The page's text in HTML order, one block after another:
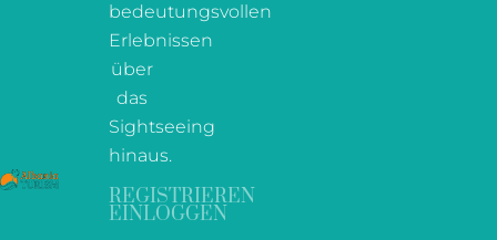
bedeutungsvollen
Erlebnissen
über
das
Sightseeing
hinaus.
REGISTRIEREN
EINLOGGEN